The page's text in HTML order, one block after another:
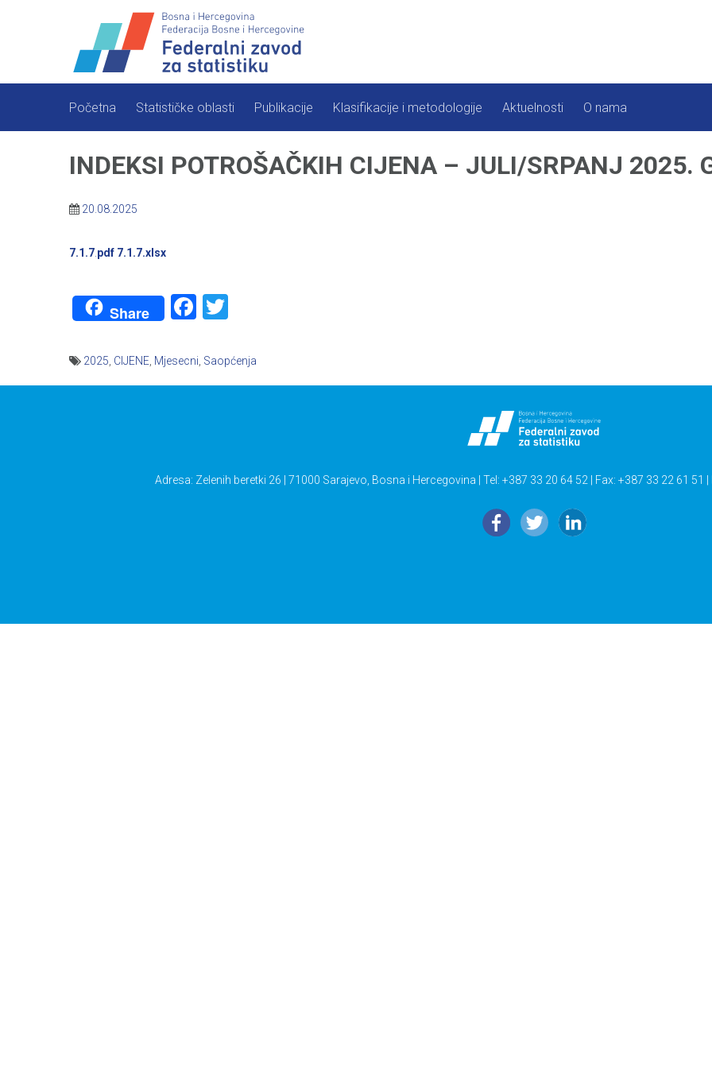
Početna Statističke oblasti Publikacije Klasifikacije i metodologije Aktuelnosti O nama
INDEKSI POTROŠAČKIH CIJENA – JULI/SRPANJ 2025.
20.08.2025
7.1.7 pdf 7.1.7.xlsx
Share Facebook
2025 CIJENE Mjesecni Saopćenja
Adresa: Zelenih beretki 26 | 71000 Sarajevo, Bosna i Hercegovina | Tel: +387 33 20 64 52 | Fax: +387 33 22 61 51 |